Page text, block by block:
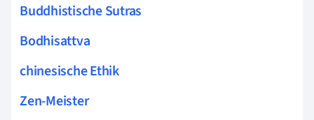
Buddhistische Sutras
Bodhisattva
chinesische Ethik
Zen-Meister